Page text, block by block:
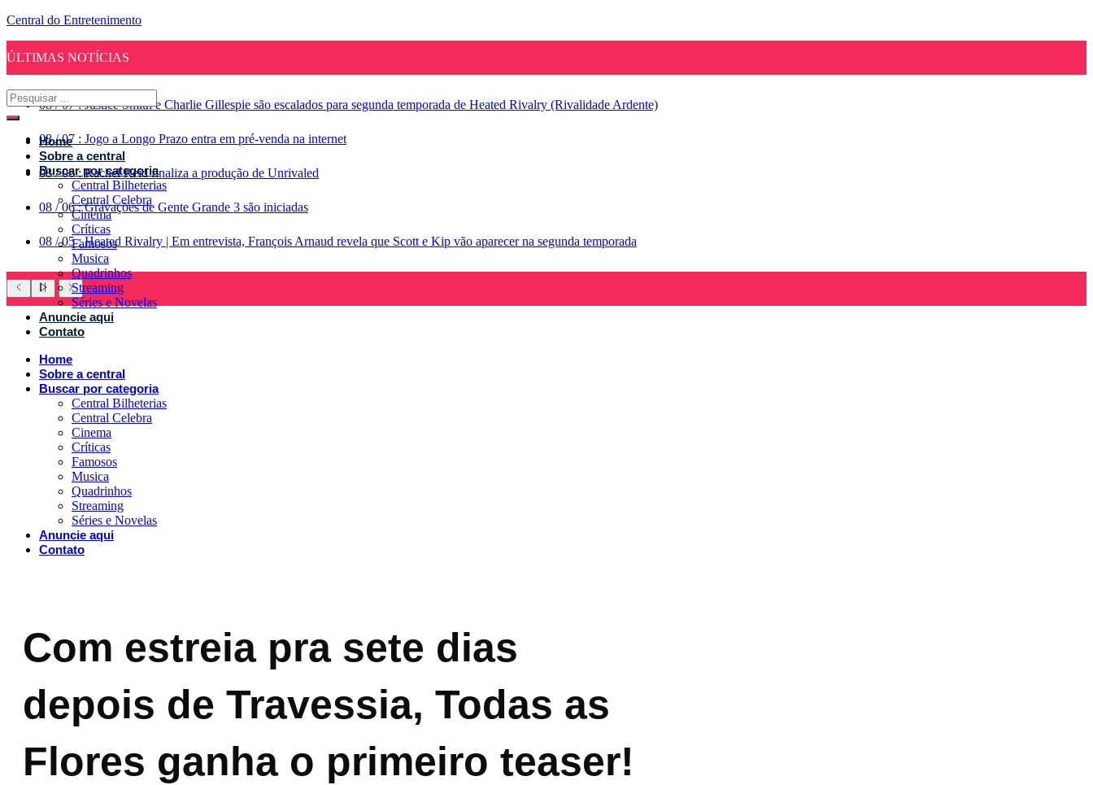
Central do Entretenimento
ÚLTIMAS NOTÍCIAS
08 / 07 : Justice Smith e Charlie Gillespie são escalados para segunda temporada de Heated Rivalry (Rivalidade Ardente)
08 / 07 : Jogo a Longo Prazo entra em pré-venda na internet
08 / 06 : Rachel Reid finaliza a produção de Unrivaled
08 / 06 : Gravações de Gente Grande 3 são iniciadas
08 / 05 : Heated Rivalry | Em entrevista, François Arnaud revela que Scott e Kip vão aparecer na segunda temporada
Home
Sobre a central
Buscar por categoria
Central Bilheterias
Central Celebra
Cinema
Críticas
Famosos
Musica
Quadrinhos
Streaming
Séries e Novelas
Anuncie aqui
Contato
Home
Sobre a central
Buscar por categoria
Central Bilheterias
Central Celebra
Cinema
Críticas
Famosos
Musica
Quadrinhos
Streaming
Séries e Novelas
Anuncie aqui
Contato
Com estreia pra sete dias
depois de Travessia, Todas as
Flores ganha o primeiro teaser!